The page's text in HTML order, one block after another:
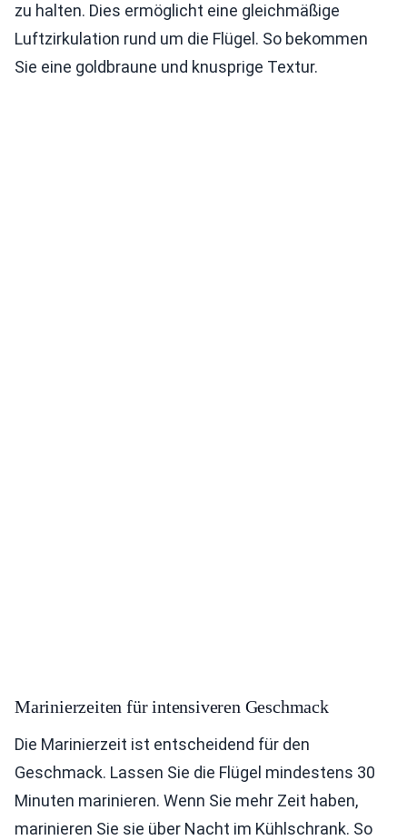
zu halten. Dies ermöglicht eine gleichmäßige
Luftzirkulation rund um die Flügel. So bekommen
Sie eine goldbraune und knusprige Textur.
Marinierzeiten für intensiveren Geschmack
Die Marinierzeit ist entscheidend für den
Geschmack. Lassen Sie die Flügel mindestens 30
Minuten marinieren. Wenn Sie mehr Zeit haben,
marinieren Sie sie über Nacht im Kühlschrank. So